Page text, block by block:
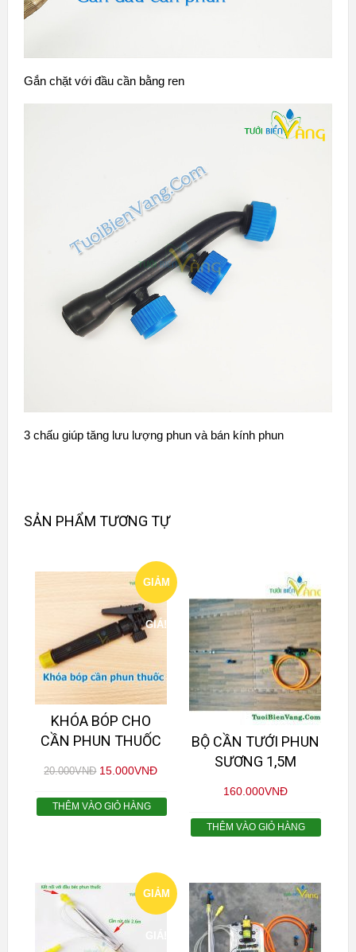
Gắn chặt với đầu cần bằng ren
3 chấu giúp tăng lưu lượng phun và bán kính phun
SẢN PHẨM TƯƠNG TỰ
GIẢM
GIÁ!
KHÓA BÓP CHO
CẦN PHUN THUỐC
20.000VNĐ 15.000VNĐ
THÊM VÀO GIỎ HÀNG
BỘ CẦN TƯỚI PHUN
SƯƠNG 1,5M
160.000VNĐ
THÊM VÀO GIỎ HÀNG
GIẢM